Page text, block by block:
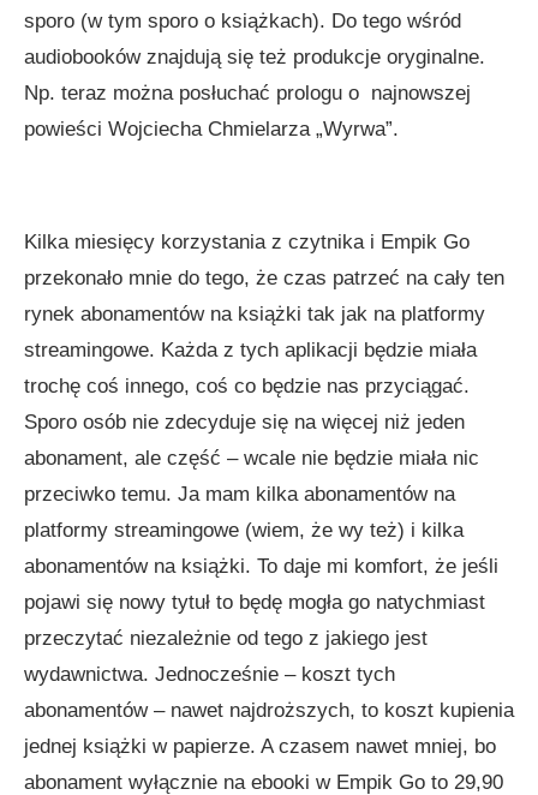
sporo (w tym sporo o książkach). Do tego wśród
audiobooków znajdują się też produkcje oryginalne.
Np. teraz można posłuchać prologu o najnowszej
powieści Wojciecha Chmielarza „Wyrwa”.
Kilka miesięcy korzystania z czytnika i Empik Go
przekonało mnie do tego, że czas patrzeć na cały ten
rynek abonamentów na książki tak jak na platformy
streamingowe. Każda z tych aplikacji będzie miała
trochę coś innego, coś co będzie nas przyciągać.
Sporo osób nie zdecyduje się na więcej niż jeden
abonament, ale część – wcale nie będzie miała nic
przeciwko temu. Ja mam kilka abonamentów na
platformy streamingowe (wiem, że wy też) i kilka
abonamentów na książki. To daje mi komfort, że jeśli
pojawi się nowy tytuł to będę mogła go natychmiast
przeczytać niezależnie od tego z jakiego jest
wydawnictwa. Jednocześnie – koszt tych
abonamentów – nawet najdroższych, to koszt kupienia
jednej książki w papierze. A czasem nawet mniej, bo
abonament wyłącznie na ebooki w Empik Go to 29,90